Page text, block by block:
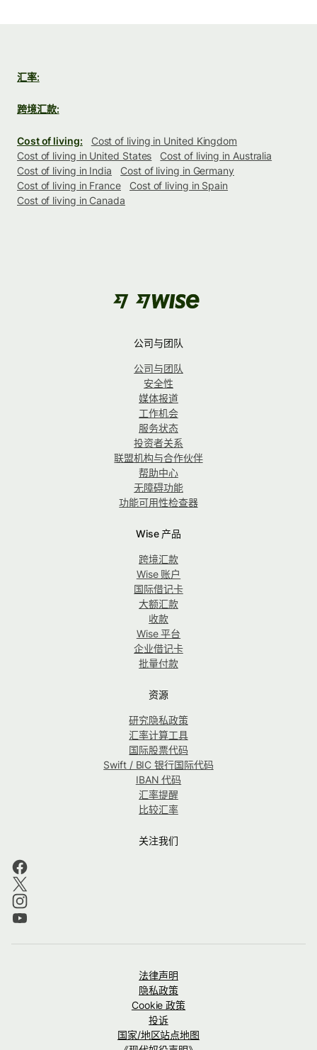
汇率:
跨境汇款:
Cost of living:
Cost of living in United Kingdom
Cost of living in United States
Cost of living in Australia
Cost of living in India
Cost of living in Germany
Cost of living in France
Cost of living in Spain
Cost of living in Canada
公司与团队
公司与团队
安全性
媒体报道
工作机会
服务状态
投资者关系
联盟机构与合作伙伴
帮助中心
无障碍功能
功能可用性检查器
Wise 产品
跨境汇款
Wise 账户
国际借记卡
大额汇款
收款
Wise 平台
企业借记卡
批量付款
资源
研究隐私政策
汇率计算工具
国际股票代码
Swift / BIC 银行国际代码
IBAN 代码
汇率提醒
比较汇率
关注我们
法律声明
隐私政策
Cookie 政策
投诉
国家/地区站点地图